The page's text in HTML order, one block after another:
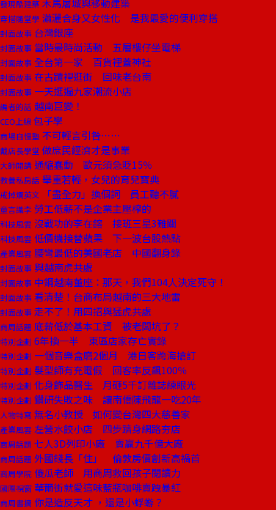
發現酷建築 木馬屠城與移動建築
穿搭隨堂學 瀟灑合身又女性化 是我最愛的便利穿搭
封面故事 台灣銀座
封面故事 當時最時尚活動 五層樓仔坐電梯
封面故事 全台第一家 百貨裡蓋神社
封面故事 在古蹟裡逛街 回味老台南
封面故事 一天逛遍九家潮流小店
編者的話 越南巨變！
CEO上線 包子學
商場自慢塾 不可輕言引咎……
戴店長學堂 做庶民經濟才是事業
大師開講 通縮蠢動 歐元須急貶15％
教養私房話 舉重若輕，女兒的育兒寶典
戒掉爛英文 「盡全力」換個詞 員工聽不膩
童言識李 勞工低薪不是企業主壓榨的
科技風雲 沒戰功的李在鎔 接班三星3難關
科技風雲 低價機接替蘋果 下一波台股熱點
產業風雲 腰彎最低的美國老店 中國翻身錄
封面故事 與越南虎共處
封面故事 中鋼越南董座：那天，我們104人決定死守！
封面故事 看清楚！台商布局越南的三大地雷
封面故事 走不了！用四招與猛虎共處
商周話題 底薪低於基本工資 被老闆坑了？
特別企劃 6年換一半 東區店家存亡實錄
特別企劃 一個音樂盒磨2個月 港日客跨海搶訂
特別企劃 髮型師有充電假 回客率反飆100％
特別企劃 化身飾品醫生 月砸5千訂雜誌練眼光
特別企劃 鑽研失敗之味 讓南僑陳飛龍一吃20年
人物特寫 無名小教授 如何變台灣四大慈善家
產業風雲 左營水餃小店 四步躋身網路夯店
商周話題 七人3D列印小廠 賣贏九千億大廠
商周話題 外國錢長「住」 倫敦房價創新高禍首
商周學院 傻瓜老師 用商周救回孩子閱讀力
國際視窗 華爾街就愛這味藍瓶咖啡賣跩暴紅
商周書摘 你是造反天才 ，還是小蜉蝣？